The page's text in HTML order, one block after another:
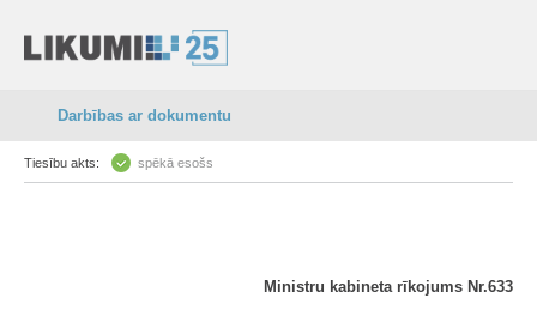
Darbības ar dokumentu
Tiesību akts: spēkā esošs
Ministru kabineta rīkojums Nr.633